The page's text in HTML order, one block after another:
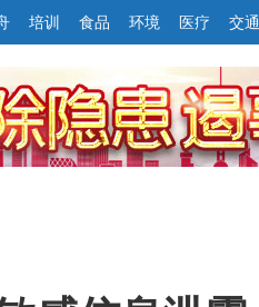
培训 食品 环境 医疗 交通